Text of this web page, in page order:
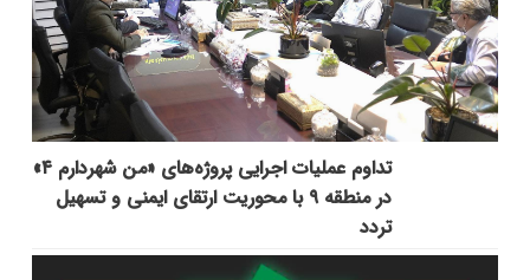
تداوم عملیات اجرایی پروژه‌های «من شهردارم ۴»
در منطقه ۹ با محوریت ارتقای ایمنی و تسهیل
تردد